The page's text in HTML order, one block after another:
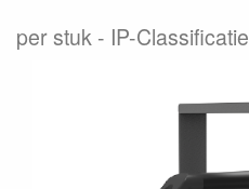
per stuk IP-Classificatie